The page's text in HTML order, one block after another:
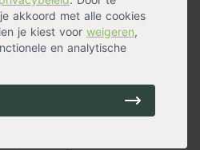
akkoord met alle cookies
je kiest voor weigeren,
en analytische
super
We hadden 2 x
Bestelling
waren prima!